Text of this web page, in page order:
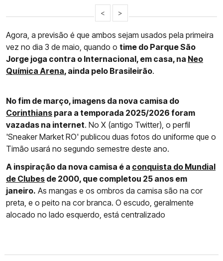
< >
Agora, a previsão é que ambos sejam usados pela primeira
vez no dia 3 de maio, quando o time do Parque São
Jorge joga contra o Internacional, em casa, na Neo
Química Arena, ainda pelo Brasileirão.
No fim de março, imagens da nova camisa do
Corinthians para a temporada 2025/2026 foram
vazadas na internet. No X (antigo Twitter), o perfil
'Sneaker Market RO' publicou duas fotos do uniforme que o
Timão usará no segundo semestre deste ano.
A inspiração da nova camisa é a conquista do Mundial
de Clubes de 2000, que completou 25 anos em
janeiro. As mangas e os ombros da camisa são na cor
preta, e o peito na cor branca. O escudo, geralmente
alocado no lado esquerdo, está centralizado